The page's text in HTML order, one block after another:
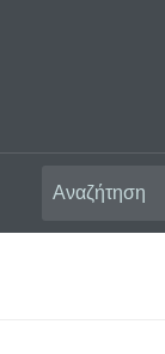
Αναζήτηση